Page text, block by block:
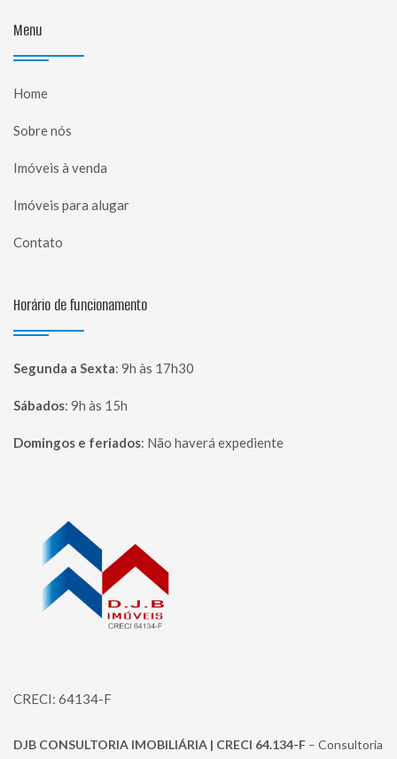
Menu
Home
Sobre nós
Imóveis à venda
Imóveis para alugar
Contato
Horário de funcionamento
Segunda a Sexta: 9h às 17h30
Sábados: 9h às 15h
Domingos e feriados: Não haverá expediente
CRECI: 64134-F
DJB CONSULTORIA IMOBILIÁRIA | CRECI 64.134-F – Consultoria